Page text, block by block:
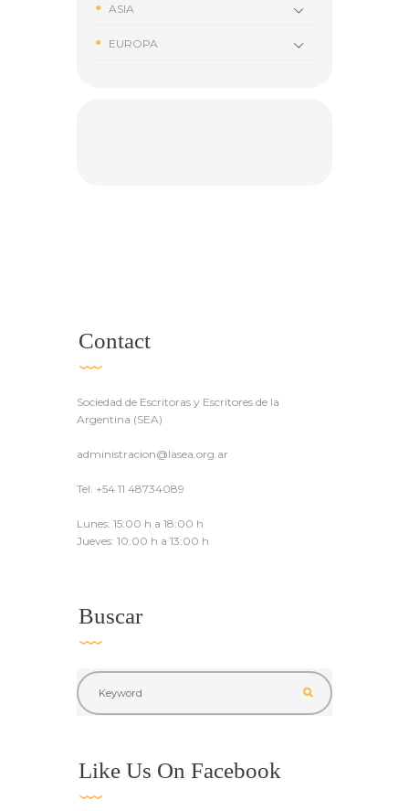
ASIA
EUROPA
Contact
Sociedad de Escritoras y Escritores de la
Argentina (SEA)
administracion@lasea.org.ar
Tel. +54 11 48734089
Lunes: 15:00 h a 18:00 h
Jueves: 10:00 h a 13:00 h
Buscar
Like Us On Facebook